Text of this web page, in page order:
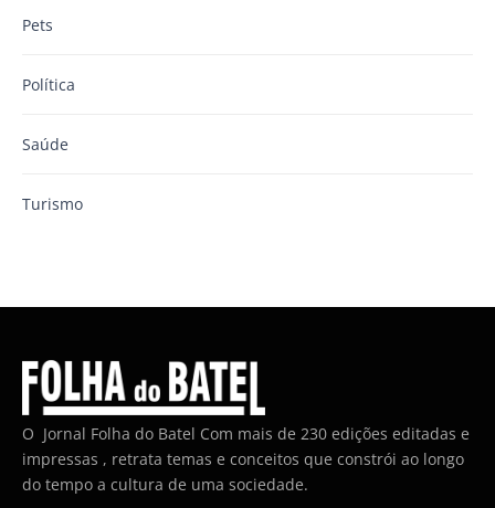
Pets
Política
Saúde
Turismo
O Jornal Folha do Batel Com mais de 230 edições editadas e
impressas , retrata temas e conceitos que constrói ao longo
do tempo a cultura de uma sociedade.